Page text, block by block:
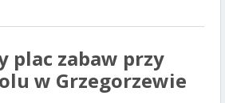
plac zabaw przy
w Grzegorzewie